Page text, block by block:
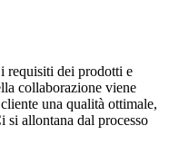
requisiti dei prodotti e
collaborazione viene
una qualità ottimale,
si allontana dal processo